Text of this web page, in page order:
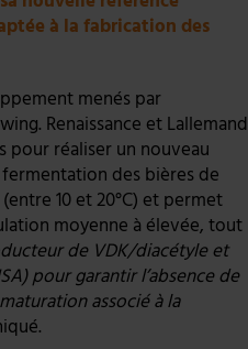
à la fabrication des
menés par
Renaissance et Lallemand
pour réaliser un nouveau
des bières de
10 et 20°C) et permet
moyenne à élevée, tout
de VDK/diacétyle et
pour garantir l’absence de
associé à la